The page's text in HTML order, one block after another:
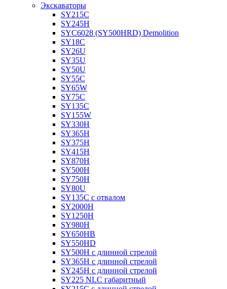
Экскаваторы
SY215C
SY245H
SYC6028 (SY500HRD) Demolition
SY18C
SY26U
SY35U
SY50U
SY55C
SY65W
SY75C
SY135C
SY155W
SY330H
SY365H
SY375H
SY415H
SY870H
SY500H
SY750H
SY80U
SY135C с отвалом
SY2000H
SY1250H
SY980H
SY650HB
SY550HD
SY500H с длинной стрелой
SY365H с длинной стрелой
SY245H с длинной стрелой
SY225 NLC габаритный